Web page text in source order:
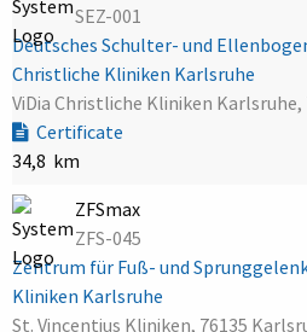
SEZ-001
Deutsches Schulter- und
Christliche Kliniken Karlsruhe
ViDia Christliche Kliniken
Certificate
34,8 km
ZFSmax
ZFS-045
Zentrum für Fuß- und
Kliniken Karlsruhe
St. Vincentius Kliniken, 76135